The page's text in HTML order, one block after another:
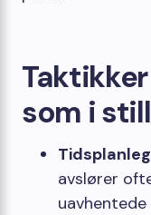
som i
avslører
uavhentede